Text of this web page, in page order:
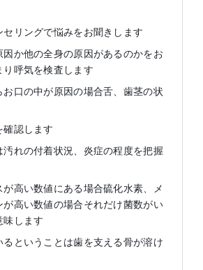
セリングで悩みをお聞きします
因か他の全身の原因があるのかをお
り呼気を検査します
お口の中が原因の場合舌、歯茎の状
確認します
汚れの付着状況、炎症の程度を把握
が高い数値にある場合硫化水素、メ
が高い数値の場合それだけ菌数がい
味します
るということは歯を支える骨が溶け